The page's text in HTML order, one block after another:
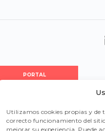
Utilizamos cookies propias y
correcto funcionamiento del
mejorar su experiencia. Puede
PORTAL
PROVEEDORES
LEGISLACIÓN